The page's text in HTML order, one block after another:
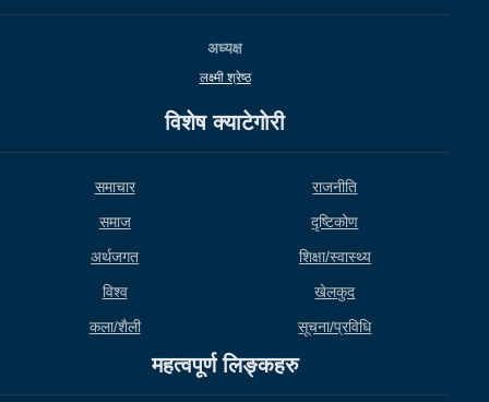
अध्यक्ष
लक्ष्मी श्रेष्ठ
विशेष क्याटेगाेरी
समाचार
राजनीति
समाज
दृष्टिकोण
अर्थजगत
शिक्षा/स्वास्थ्य
विश्व
खेलकुद
कला/शैली
सूचना/प्रविधि
महत्वपूर्ण लिङ्कहरु